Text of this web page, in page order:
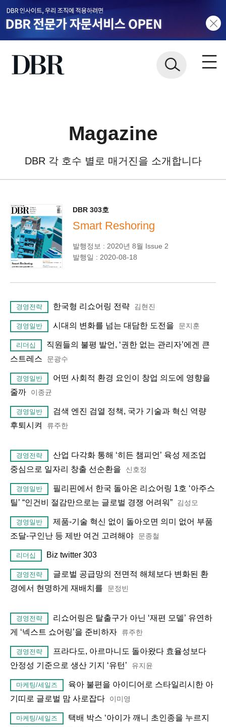
Magazine
DBR 각 호수 별로 매거진을 소개합니다
DBR 303호
Smart Reshoring
발행정보 : 2020년 8월 Issue 2
발행일 : 2020-08-18
경영전략 한국형 리쇼어링 전략 김현진
경영일반 시대의 변화를 넘는 대담한 도전을 문지훈
리더십
직원들의 불평 발언, ‘권한 없는 관리자’에겐 큰
스트레스
문광수
경영일반
어떤 사회적 환경 요인이 창업 의도에 영향을
줄까
이종균
경영일반
검색 엔진 검열 정책, 국가 기술과 혁신 역량
후퇴시켜
류주한
경영전략
산업 다각화 통해 ‘히든 챔피언’ 육성 제조업
중심으로 일자리 창출 선순환을
신호정
경영일반
필리핀에서 한국 돌아온 리쇼어링 1호 ‘아주스
틸’ “인건비 절감만으로는 글로벌 경쟁 어려워”
김성모
경영일반
제품-기술 혁신 없이 돌아오면 의미 없어 부품
조달-구인난 등 제반 여건 고려해야
문종철
리더십 Biz twitter 303
경영전략
글로벌 공급망의 전면적 해체보다 변화된 환
경에서 현명하게 재배치를
문정빈
경영전략
리쇼어링은 탈출구가 아닌 ‘재편 모델’ 유연하
게 ‘넥스트 쇼어링’을 준비하자
류주한
경영전략
프라다도, 아르마니도 돌아왔다 효율성보다
안정성 기준으로 생산 기지 ‘유턴’
유지윤
마케팅/세일즈
육아 불편을 아이디어로 스타일리시한 아
기띠로 글로벌 맘 사로잡다
이미영
마케팅/세일즈
택배 박스 ‘아이가 깨니 초인종을 누르지